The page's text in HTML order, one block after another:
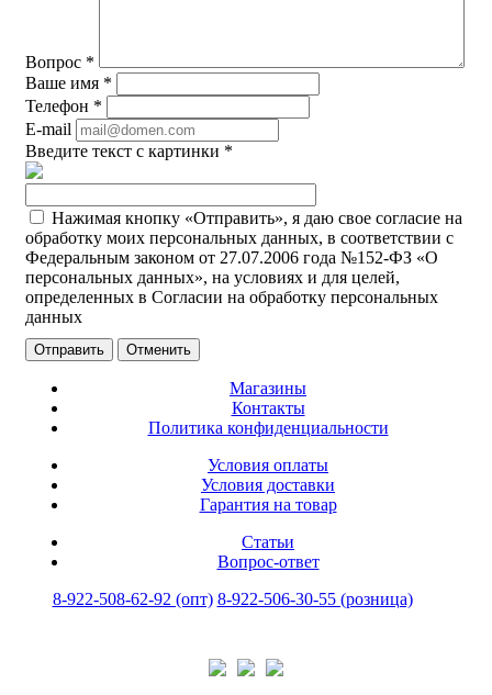
Вопрос *
Ваше имя *
Телефон *
E-mail
Введите текст с картинки *
Нажимая кнопку «Отправить», я даю свое согласие на
обработку моих персональных данных, в соответствии с
Федеральным законом от 27.07.2006 года №152-ФЗ «О
персональных данных», на условиях и для целей,
определенных в Согласии на обработку персональных
данных
Отменить
Магазины
Контакты
Политика конфиденциальности
Условия оплаты
Условия доставки
Гарантия на товар
Статьи
Вопрос-ответ
8-922-508-62-92 (опт) 8-922-506-30-55 (розница)